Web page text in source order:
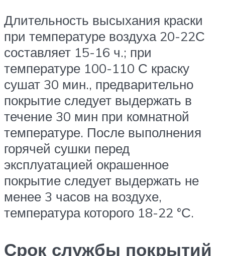
Длительность высыхания краски
при температуре воздуха 20-22С
составляет 15-16 ч.; при
температуре 100-110 С краску
сушат 30 мин., предварительно
покрытие следует выдержать в
течение 30 мин при комнатной
температуре. После выполнения
горячей сушки перед
эксплуатацией окрашенное
покрытие следует выдержать не
менее 3 часов на воздухе,
температура которого 18-22 °С.
Срок службы покрытий